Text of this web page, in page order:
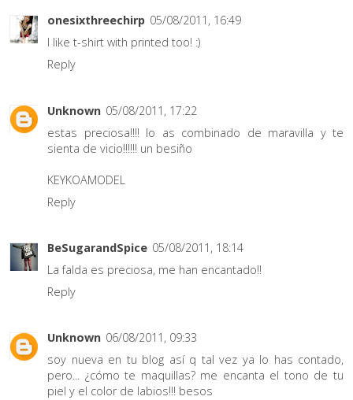
onesixthreechirp 05/08/2011, 16:49
I like t-shirt with printed too! :)
Reply
Unknown 05/08/2011, 17:22
estas preciosa!!!! lo as combinado de maravilla y te
sienta de vicio!!!!!! un besiño
KEYKOAMODEL
Reply
BeSugarandSpice 05/08/2011, 18:14
La falda es preciosa, me han encantado!!
Reply
Unknown 06/08/2011, 09:33
soy nueva en tu blog así q tal vez ya lo has contado,
pero... ¿cómo te maquillas? me encanta el tono de tu
piel y el color de labios!!! besos